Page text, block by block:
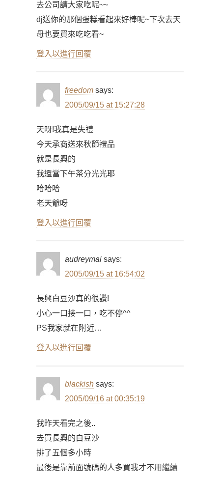
去公司請大家吃呢~~
dj送你的那個蛋糕看起來好棒呢~下次去天
母也要買來吃吃看~
登入以進行回覆
freedom says:
2005/09/15 at 15:27:28
天呀!我真是失禮
今天承商送來秋節禮品
就是長興的
我還當下午茶分光光耶
哈哈哈
老天爺呀
登入以進行回覆
audreymai says:
2005/09/15 at 16:54:02
長興白豆沙真的很讚!
小心一口接一口，吃不停^^
PS我家就在附近…
登入以進行回覆
blackish says:
2005/09/16 at 00:35:19
我昨天看完之後..
去買長興的白豆沙
排了五個多小時
最後是靠前面號碼的人多買我才不用繼續